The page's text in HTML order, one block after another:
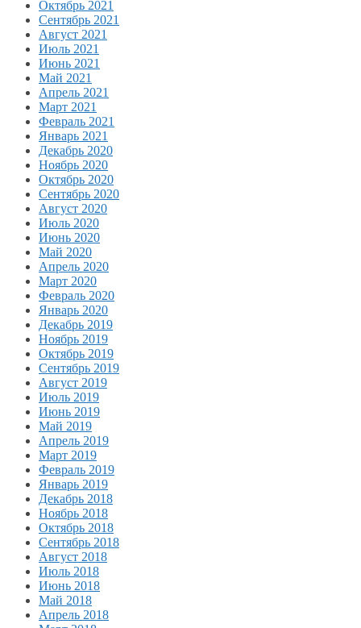
Октябрь 2021
Сентябрь 2021
Август 2021
Июль 2021
Июнь 2021
Май 2021
Апрель 2021
Март 2021
Февраль 2021
Январь 2021
Декабрь 2020
Ноябрь 2020
Октябрь 2020
Сентябрь 2020
Август 2020
Июль 2020
Июнь 2020
Май 2020
Апрель 2020
Март 2020
Февраль 2020
Январь 2020
Декабрь 2019
Ноябрь 2019
Октябрь 2019
Сентябрь 2019
Август 2019
Июль 2019
Июнь 2019
Май 2019
Апрель 2019
Март 2019
Февраль 2019
Январь 2019
Декабрь 2018
Ноябрь 2018
Октябрь 2018
Сентябрь 2018
Август 2018
Июль 2018
Июнь 2018
Май 2018
Апрель 2018